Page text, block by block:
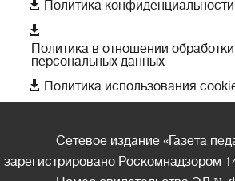
 Политика конфиденциальности

Политика в отношении
персональных данных
 Политика использования
Сетевое издание «Газета
зарегистрировано Роскомнадзором